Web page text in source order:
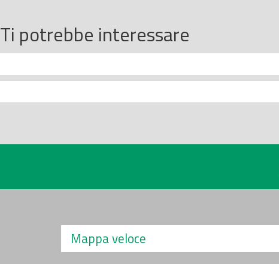
Ti potrebbe interessare
Mappa veloce